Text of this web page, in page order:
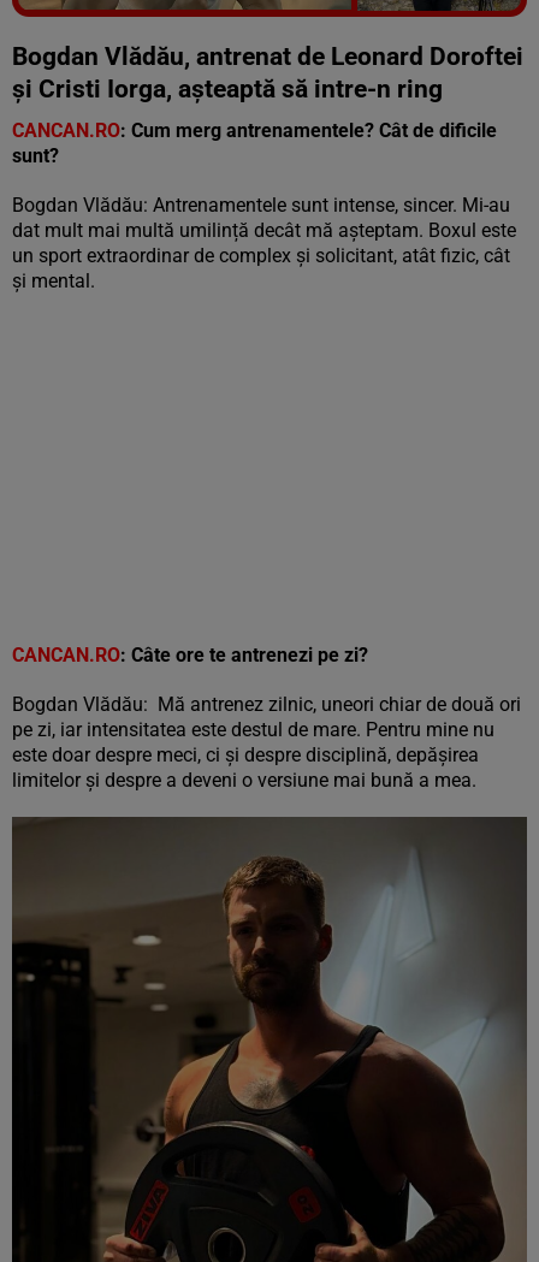
Vezi galeria foto
5 poze
Bogdan Vlădău, antrenat de Leonard Doroftei
și Cristi Iorga, așteaptă să intre-n ring
CANCAN.RO: Cum merg antrenamentele? Cât de dificile
sunt?
Bogdan Vlădău: Antrenamentele sunt intense, sincer. Mi-au
dat mult mai multă umilință decât mă așteptam. Boxul este
un sport extraordinar de complex și solicitant, atât fizic, cât
și mental.
CANCAN.RO: Câte ore te antrenezi pe zi?
Bogdan Vlădău: Mă antrenez zilnic, uneori chiar de două ori
pe zi, iar intensitatea este destul de mare. Pentru mine nu
este doar despre meci, ci și despre disciplină, depășirea
limitelor și despre a deveni o versiune mai bună a mea.